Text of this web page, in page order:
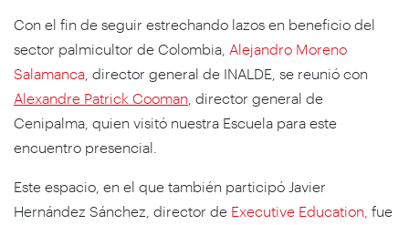
Con el fin de seguir estrechando lazos en beneficio del
sector palmicultor de Colombia, Alejandro Moreno
Salamanca , director general de INALDE, se reunió con
Alexandre Patrick Cooman , director general de
Cenipalma, quien visitó nuestra Escuela para este
encuentro presencial.
Este espacio, en el que también participó Javier
Hernández Sánchez, director de Executive Education, fue